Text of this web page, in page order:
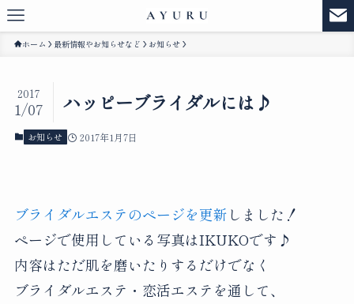
ホーム 最新情報やお知らせなど お知らせ
ハッピーブライダルには♪
2017
1/07
お知らせ 2017年1月7日
ブライダルエステのページを更新しました！
ページで使用している写真はIKUKOです♪
内容はただ肌を磨いたりするだけでなく
ブライダルエステ・恋活エステを通して、